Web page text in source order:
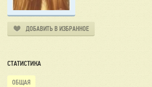
ДОБАВИТЬ В ИЗБРАННОЕ
СТАТИСТИКА
ОБЩАЯ